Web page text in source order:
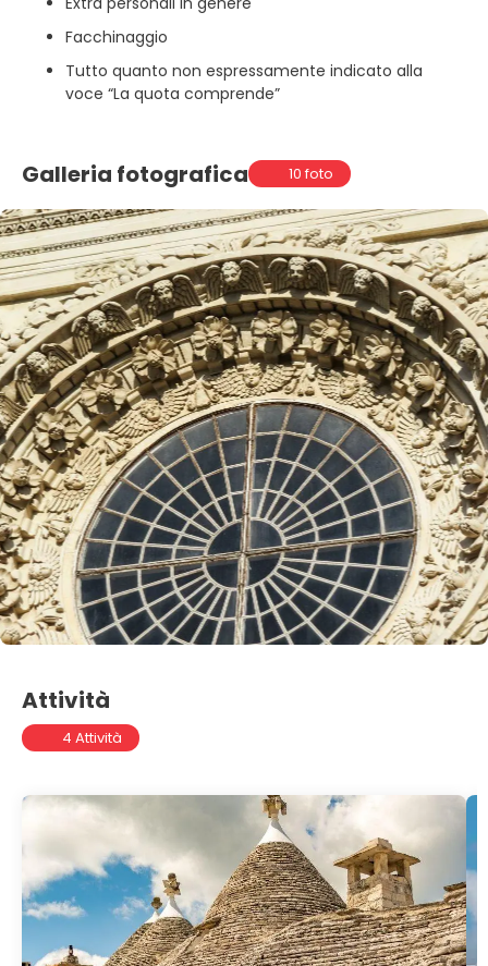
Facchinaggio
Tutto quanto non espressamente indicato alla
voce “La quota comprende”
Galleria fotografica 10 foto
Attività
4 Attività